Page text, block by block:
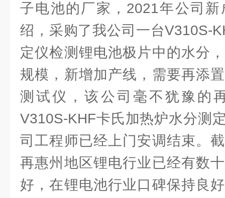
子电池的厂家，2021年公司
绍，采购了我公司一台V310S-
定仪检测锂电池极片中的水分
规模，新增加产线，需要再添
测试仪，该公司毫不犹豫的
V310S-KHF卡氏加热炉水分测
司工程师已经上门安调结束。
再惠州地区锂电行业已经有数
好，在锂电池行业口碑保持良